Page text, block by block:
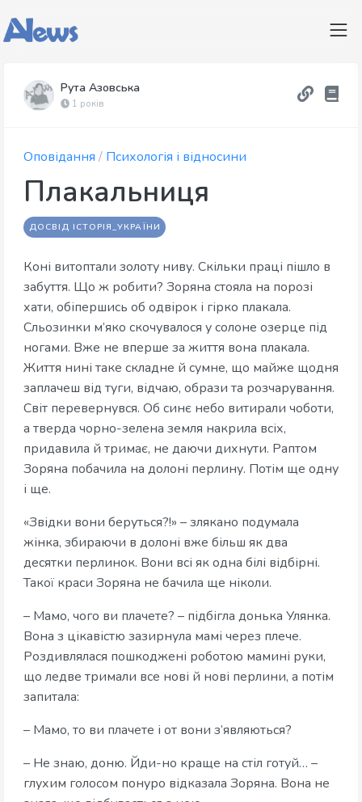
Рута Азовська
1 років
Оповідання / Психологія і відносини
Плакальниця
ДОСВІД ІСТОРІЯ_УКРАЇНИ
Коні витоптали золоту ниву. Скільки праці пішло в
забуття. Що ж робити? Зоряна стояла на порозі
хати, обіпершись об одвірок і гірко плакала.
Сльозинки м’яко скочувалося у солоне озерце під
ногами. Вже не вперше за життя вона плакала.
Життя нині таке складне й сумне, що майже щодня
заплачеш від туги, відчаю, образи та розчарування.
Світ перевернувся. Об синє небо витирали чоботи,
а тверда чорно-зелена земля накрила всіх,
придавила й тримає, не даючи дихнути. Раптом
Зоряна побачила на долоні перлину. Потім ще одну
і ще.
«Звідки вони беруться?!» – злякано подумала
жінка, збираючи в долоні вже більш як два
десятки перлинок. Вони всі як одна білі відбірні.
Такої краси Зоряна не бачила ще ніколи.
– Мамо, чого ви плачете? – підбігла донька Улянка.
Вона з цікавістю зазирнула мамі через плече.
Роздивлялася пошкоджені роботою мамині руки,
що ледве тримали все нові й нові перлини, а потім
запитала:
– Мамо, то ви плачете і от вони з’являються?
– Не знаю, доню. Йди-но краще на стіл готуй… –
глухим голосом понуро відказала Зоряна. Вона не